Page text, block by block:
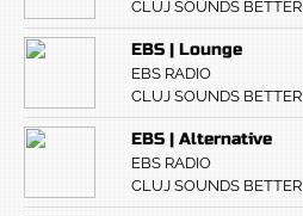
CLUJ SOUNDS BETTER
EBS | Lounge
EBS RADIO
CLUJ SOUNDS BETTER
EBS | Alternative
EBS RADIO
CLUJ SOUNDS BETTER